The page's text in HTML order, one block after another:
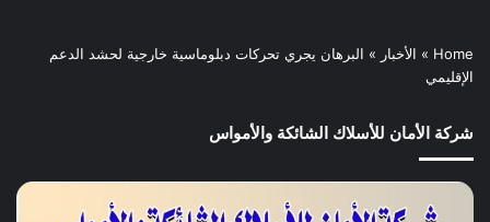
Home
» الأخبار » البرهان يجري تحركات دبلوماسية خارجية لحشد الدعم
الإقليمي
شركة الأمان للأسلاك الشائكة والأمواس